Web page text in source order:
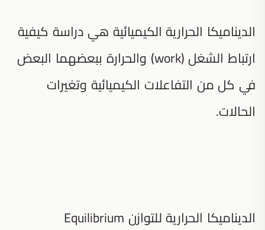
الديناميكا الحرارية الكيميائية هي دراسة كيفية
ارتباط الشغل (work) والحرارة ببعضهما البعض
في كل من التفاعلات الكيميائية وتغيرات
الحالات.
الديناميكا الحرارية للتوازن Equilibrium